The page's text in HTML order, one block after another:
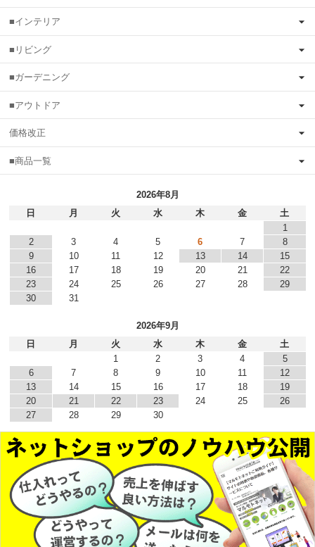
■インテリア
■リビング
■ガーデニング
■アウトドア
価格改正
■商品一覧
2026年8月
日
月 火 水 木 金
土
1
2
3 4 5 6 7
8
9
10 11 12 13 14
15
16
17 18 19 20 21
22
23
24 25 26 27 28
29
30
31
2026年9月
日
月 火 水 木 金
土
1
2 3 4
5
6
7 8 9 10 11
12
13
14 15 16 17 18
19
20
21 22 23 24 25
26
27
28 29 30